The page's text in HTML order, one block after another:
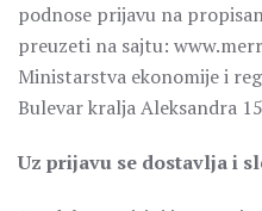
podnose prijavu na
preuzeti na sajtu:
Ministarstva ekonomije i
Bulevar kralja Aleksandra
Uz prijavu se dostavlja i